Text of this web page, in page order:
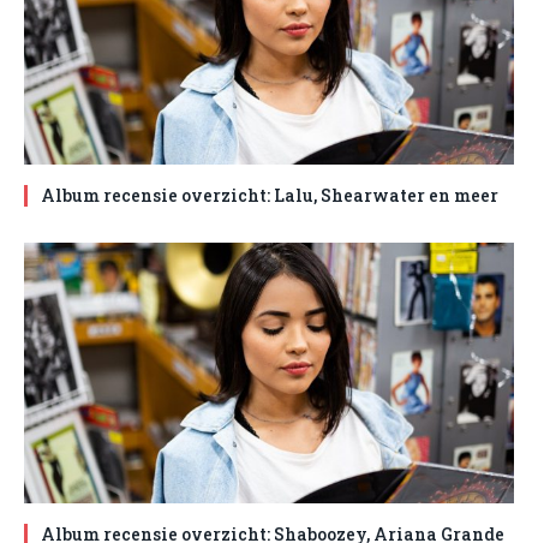
Album recensie overzicht: Lalu, Shearwater en meer
Album recensie overzicht: Shaboozey, Ariana Grande